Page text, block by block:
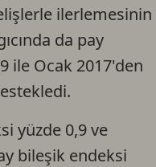
ilerlemesinin
da pay
ile Ocak 2017'den
yüzde 0,9 ve
bileşik endeksi